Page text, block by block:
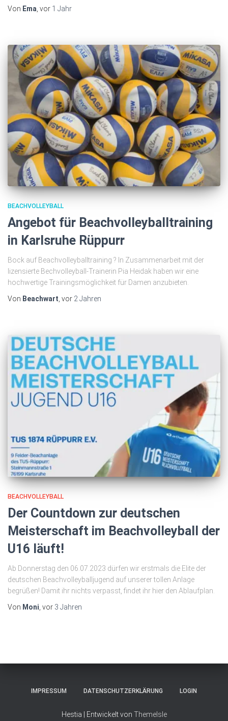
Von Ema , vor 1 Jahr
BEACHVOLLEYBALL
Angebot für Beachvolleyballtraining
in Karlsruhe Rüppurr
Bock auf Beachvolleyballtraining ? In Zusammenarbeit mit der
lizensierte Bechvolleyball-Trainerin Pia Heidak haben wir eine
hochwertige Trainingsmöglichkeit für Damen anzubieten.
Von Beachwart, vor 2 Jahren
BEACHVOLLEYBALL
Der Countdown zur deutschen
Meisterschaft im Beachvolleyball der
U16 läuft!
Ab Donnerstag den 06.07.2023 dürfen wir erstmals die Elite der
deutschen Beachvolleyballjugend auf unserer tollen Anlage
begrüßen! Damit ihr nichts verpasst, findet ihr hier den Ablaufplan.
Von Moni , vor 3 Jahren
IMPRESSUM DATENSCHUTZERKLÄRUNG LOGIN
Hestia | Entwickelt von ThemeIsle